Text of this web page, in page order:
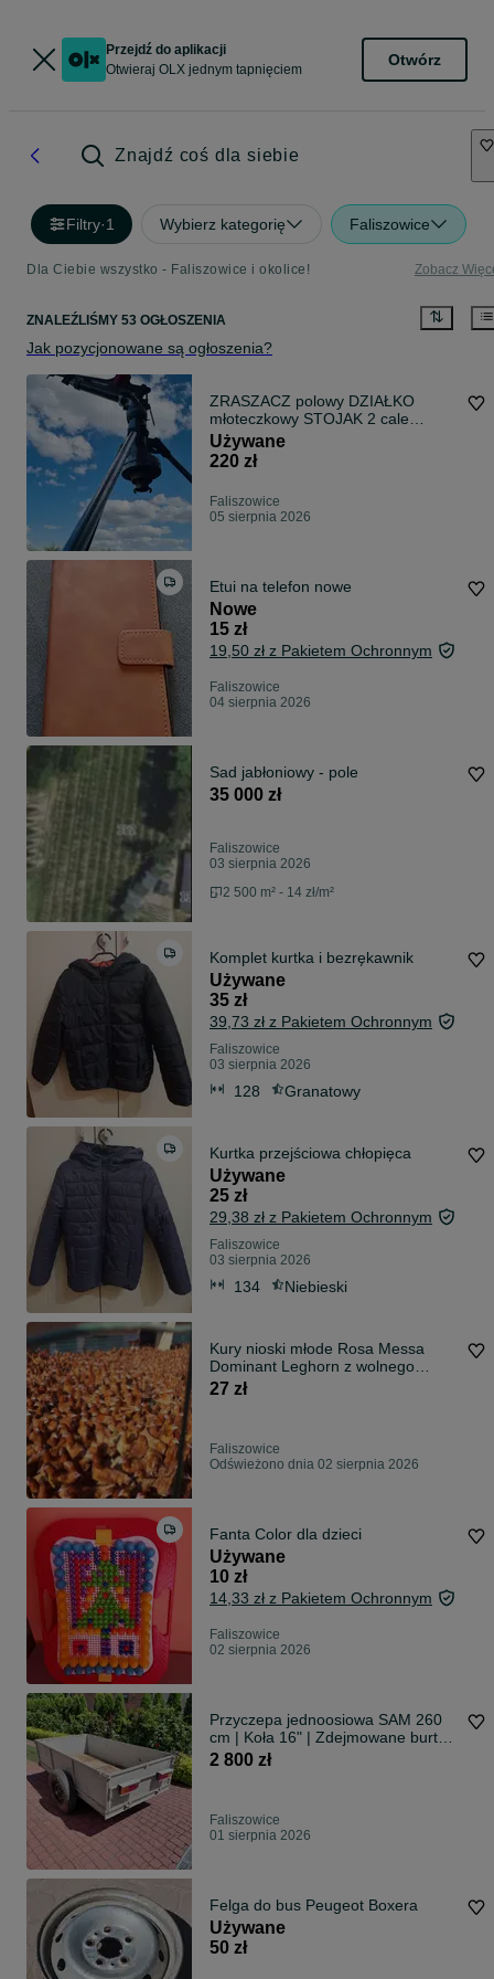
Przejdź do aplikacji
Otwieraj OLX jednym tapnięciem
Otwórz
Znajdź coś dla siebie
Filtry·1 Wybierz kategorię Faliszowice
Dla Ciebie wszystko - Faliszowice i okolice! Zobacz
ZNALEŹLIŚMY 53 OGŁOSZENIA
Jak pozycjonowane są ogłoszenia?
ZRASZACZ polowy DZIAŁKO
młoteczkowy STOJAK 2 cale
pulsacyjny na stojaku
Używane
220 zł
Faliszowice
05 sierpnia 2026
Etui na telefon nowe
Nowe
15 zł
19,50 zł z Pakietem Ochronnym
Faliszowice
04 sierpnia 2026
Sad jabłoniowy - pole
35 000 zł
Faliszowice
03 sierpnia 2026
2 500 m² - 14 zł/m²
Komplet kurtka i bezrękawnik
Używane
35 zł
39,73 zł z Pakietem Ochronnym
Faliszowice
03 sierpnia 2026
128 Granatowy
Kurtka przejściowa chłopięca
Używane
25 zł
29,38 zł z Pakietem Ochronnym
Faliszowice
03 sierpnia 2026
134 Niebieski
Kury nioski młode Rosa Messa
Dominant Leghorn z wolnego
wybiegu Dowóz
27 zł
Faliszowice
Odświeżono dnia 02 sierpnia 2026
Fanta Color dla dzieci
Używane
10 zł
14,33 zł z Pakietem Ochronnym
Faliszowice
02 sierpnia 2026
Przyczepa jednoosiowa SAM 260
cm | Koła 16" | Zdejmowane burty |
Mocna
2 800 zł
Faliszowice
01 sierpnia 2026
Felga do bus Peugeot Boxera
Używane
50 zł